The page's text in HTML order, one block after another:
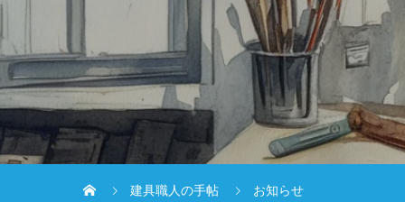
建具職人の手帖 お知らせ